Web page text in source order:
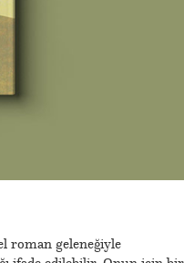
roman geleneğiyle